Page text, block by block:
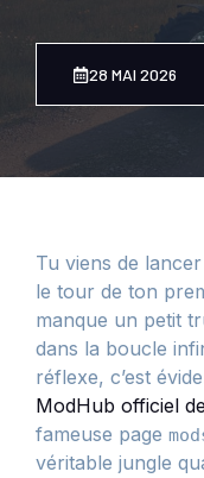
28 MAI 2026
Tu viens de
le tour de ton
manque un petit
dans la boucle
réflexe, c’est
ModHub officiel
fameuse page
véritable jungle